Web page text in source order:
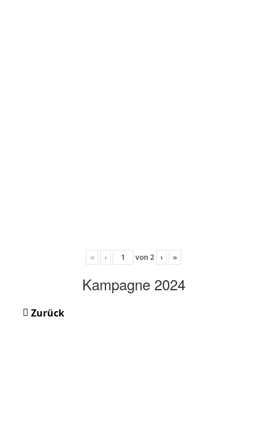
« ‹ von 2 › »
Kampagne 2024
Zurück